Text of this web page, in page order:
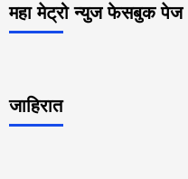
महा मेट्रो न्युज फेसबुक पेज
जाहिरात